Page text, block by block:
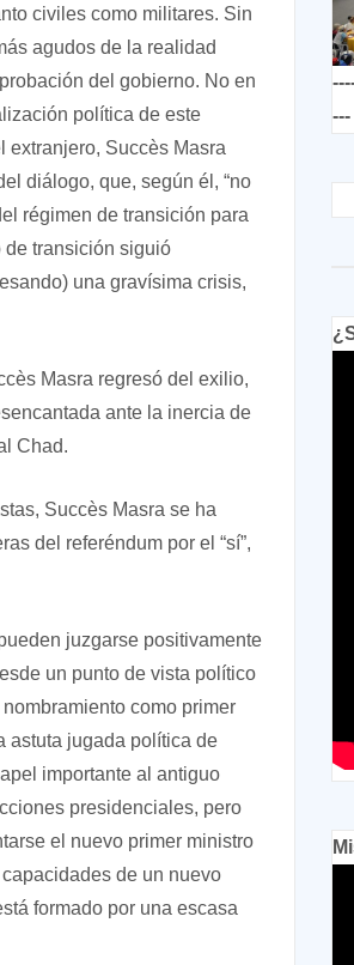
civiles como militares. Sin
agudos de la realidad
del gobierno. No en
política de este
extranjero, Succès Masra
diálogo, que, según él, “no
régimen de transición para
de transición siguió
una gravísima crisis,
Masra regresó del exilio,
ante la inercia de
Chad.
Succès Masra se ha
del referéndum por el “sí”,
juzgarse positivamente
un punto de vista político
como primer
astuta jugada política de
importante al antiguo
presidenciales, pero
el nuevo primer ministro
de un nuevo
formado por una escasa
---